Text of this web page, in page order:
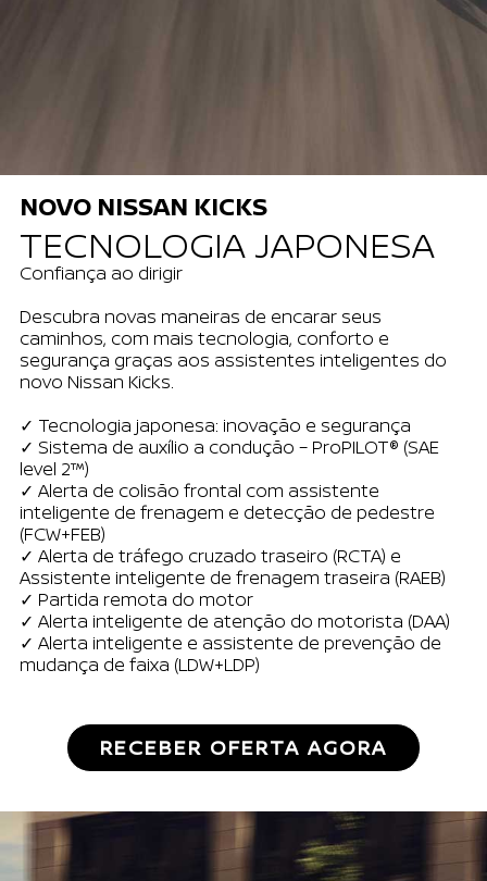
NOVO NISSAN KICKS
TECNOLOGIA JAPONESA
Confiança ao dirigir
Descubra novas maneiras de encarar seus
caminhos, com mais tecnologia, conforto e
segurança graças aos assistentes inteligentes do
novo Nissan Kicks.
✓ Tecnologia japonesa: inovação e segurança
✓ Sistema de auxílio a condução – ProPILOT® (SAE
level 2™)
✓ Alerta de colisão frontal com assistente
inteligente de frenagem e detecção de pedestre
(FCW+FEB)
✓ Alerta de tráfego cruzado traseiro (RCTA) e
Assistente inteligente de frenagem traseira (RAEB)
✓ Partida remota do motor
✓ Alerta inteligente de atenção do motorista (DAA)
✓ Alerta inteligente e assistente de prevenção de
mudança de faixa (LDW+LDP)
RECEBER OFERTA AGORA